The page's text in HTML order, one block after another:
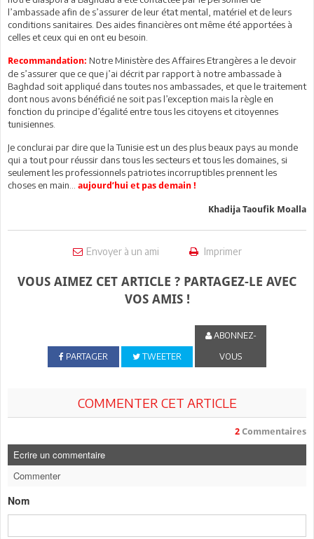
l’ambassade afin de s’assurer de leur état mental, matériel et de leurs
conditions sanitaires. Des aides financières ont même été apportées à
celles et ceux qui en ont eu besoin.
Recommandation: Notre Ministère des Affaires Etrangères a le devoir
de s’assurer que ce que j’ai décrit par rapport à notre ambassade à
Baghdad soit appliqué dans toutes nos ambassades, et que le traitement
dont nous avons bénéficié ne soit pas l’exception mais la règle en
fonction du principe d’égalité entre tous les citoyens et citoyennes
tunisiennes.
Je conclurai par dire que la Tunisie est un des plus beaux pays au monde
qui a tout pour réussir dans tous les secteurs et tous les domaines, si
seulement les professionnels patriotes incorruptibles prennent les
choses en main… aujourd’hui et pas demain !
Khadija Taoufik Moalla
Envoyer à un ami Imprimer
VOUS AIMEZ CET ARTICLE ? PARTAGEZ-LE AVEC
VOS AMIS !
PARTAGER TWEETER
ABONNEZ-
VOUS
COMMENTER CET ARTICLE
2 Commentaires
Ecrire un commentaire
Commenter
Nom